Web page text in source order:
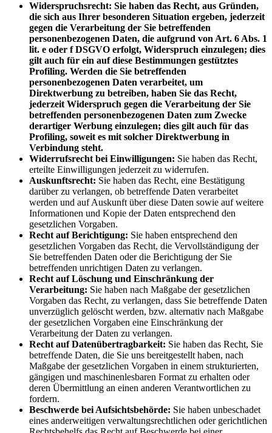
Widerspruchsrecht: Sie haben das Recht, aus Gründen,
die sich aus Ihrer besonderen Situation ergeben, jederzeit
gegen die Verarbeitung der Sie betreffenden
personenbezogenen Daten, die aufgrund von Art. 6 Abs. 1
lit. e oder f DSGVO erfolgt, Widerspruch einzulegen; dies
gilt auch für ein auf diese Bestimmungen gestütztes
Profiling. Werden die Sie betreffenden
personenbezogenen Daten verarbeitet, um
Direktwerbung zu betreiben, haben Sie das Recht,
jederzeit Widerspruch gegen die Verarbeitung der Sie
betreffenden personenbezogenen Daten zum Zwecke
derartiger Werbung einzulegen; dies gilt auch für das
Profiling, soweit es mit solcher Direktwerbung in
Verbindung steht.
Widerrufsrecht bei Einwilligungen: Sie haben das Recht,
erteilte Einwilligungen jederzeit zu widerrufen.
Auskunftsrecht: Sie haben das Recht, eine Bestätigung
darüber zu verlangen, ob betreffende Daten verarbeitet
werden und auf Auskunft über diese Daten sowie auf weitere
Informationen und Kopie der Daten entsprechend den
gesetzlichen Vorgaben.
Recht auf Berichtigung: Sie haben entsprechend den
gesetzlichen Vorgaben das Recht, die Vervollständigung der
Sie betreffenden Daten oder die Berichtigung der Sie
betreffenden unrichtigen Daten zu verlangen.
Recht auf Löschung und Einschränkung der
Verarbeitung: Sie haben nach Maßgabe der gesetzlichen
Vorgaben das Recht, zu verlangen, dass Sie betreffende Daten
unverzüglich gelöscht werden, bzw. alternativ nach Maßgabe
der gesetzlichen Vorgaben eine Einschränkung der
Verarbeitung der Daten zu verlangen.
Recht auf Datenübertragbarkeit: Sie haben das Recht, Sie
betreffende Daten, die Sie uns bereitgestellt haben, nach
Maßgabe der gesetzlichen Vorgaben in einem strukturierten,
gängigen und maschinenlesbaren Format zu erhalten oder
deren Übermittlung an einen anderen Verantwortlichen zu
fordern.
Beschwerde bei Aufsichtsbehörde: Sie haben unbeschadet
eines anderweitigen verwaltungsrechtlichen oder gerichtlichen